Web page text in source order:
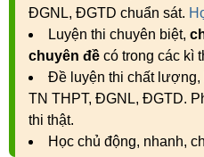
ĐGNL, ĐGTD chuẩn sát.
Luyện thi chuyên biệt,
chuyên đề có trong các kì
Đề luyện thi chất lượng,
TN THPT, ĐGNL, ĐGTD.
thi thật.
Học chủ động, nhanh,